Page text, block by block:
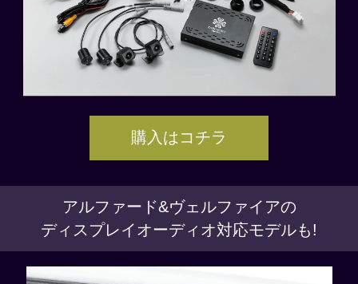
購入はコチラ
アルファード&ヴェルファイアの
ディスプレイオーディオ対応モデルも!